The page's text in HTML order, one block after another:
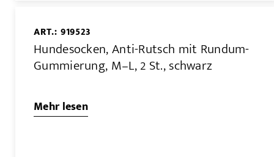
ART.: 919523
Hundesocken, Anti-Rutsch mit Rundum-
Gummierung, M–L, 2 St., schwarz
Mehr lesen